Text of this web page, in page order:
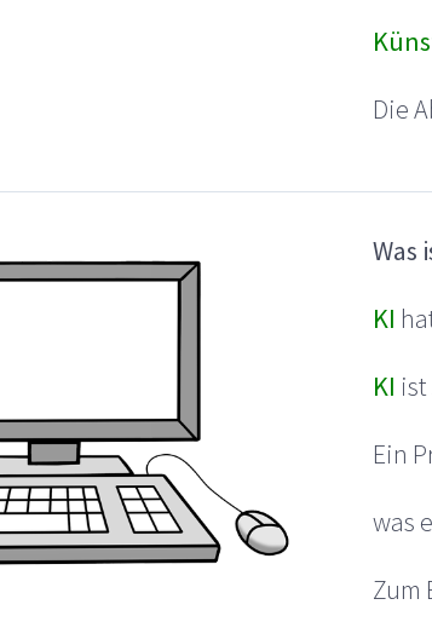
Die
Was
KI
KI
Ein
was
Zum